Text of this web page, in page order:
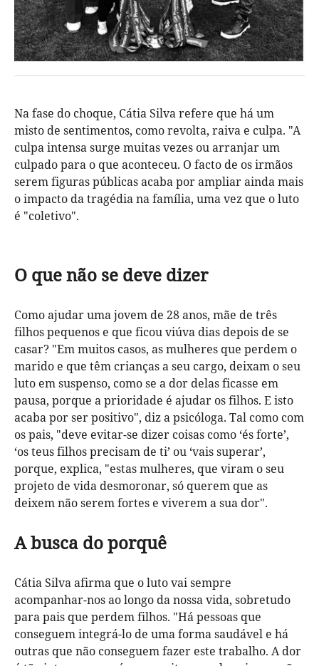
Na fase do choque, Cátia Silva refere que há um
misto de sentimentos, como revolta, raiva e culpa. "A
culpa intensa surge muitas vezes ou arranjar um
culpado para o que aconteceu. O facto de os irmãos
serem figuras públicas acaba por ampliar ainda mais
o impacto da tragédia na família, uma vez que o luto
é "coletivo".
O que não se deve dizer
Como ajudar uma jovem de 28 anos, mãe de três
filhos pequenos e que ficou viúva dias depois de se
casar? "Em muitos casos, as mulheres que perdem o
marido e que têm crianças a seu cargo, deixam o seu
luto em suspenso, como se a dor delas ficasse em
pausa, porque a prioridade é ajudar os filhos. E isto
acaba por ser positivo", diz a psicóloga. Tal como com
os pais, "deve evitar-se dizer coisas como ‘és forte’,
‘os teus filhos precisam de ti’ ou ‘vais superar’,
porque, explica, "estas mulheres, que viram o seu
projeto de vida desmoronar, só querem que as
deixem não serem fortes e viverem a sua dor".
A busca do porquê
Cátia Silva afirma que o luto vai sempre
acompanhar-nos ao longo da nossa vida, sobretudo
para pais que perdem filhos. "Há pessoas que
conseguem integrá-lo de uma forma saudável e há
outras que não conseguem fazer este trabalho. A dor